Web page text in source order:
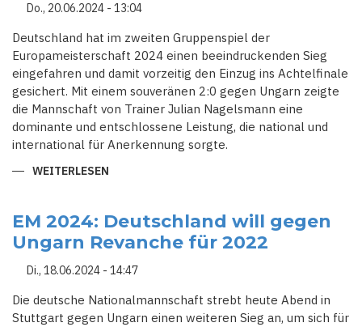
Do., 20.06.2024 - 13:04
Deutschland hat im zweiten Gruppenspiel der
Europameisterschaft 2024 einen beeindruckenden Sieg
eingefahren und damit vorzeitig den Einzug ins Achtelfinale
gesichert. Mit einem souveränen 2:0 gegen Ungarn zeigte
die Mannschaft von Trainer Julian Nagelsmann eine
dominante und entschlossene Leistung, die national und
international für Anerkennung sorgte.
WEITERLESEN
DEUTSCHLAND
MARSCHIERT
INS
ACHTELFINALE
EM 2024: Deutschland will gegen
Ungarn Revanche für 2022
Di., 18.06.2024 - 14:47
Die deutsche Nationalmannschaft strebt heute Abend in
Stuttgart gegen Ungarn einen weiteren Sieg an, um sich für